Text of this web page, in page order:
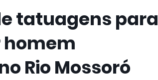
tatuagens para
Rio Mossoró